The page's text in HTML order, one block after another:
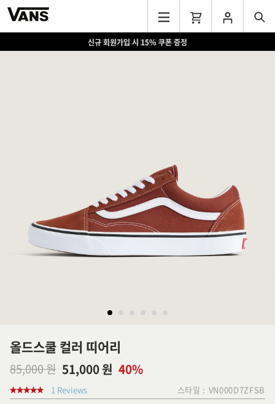
신규 회원가입 시 15% 쿠폰 증정
올드스쿨 컬러 띠어리
85,000 원 51,000 원 40%
1 Reviews 스타일 : VN000D7ZFSB